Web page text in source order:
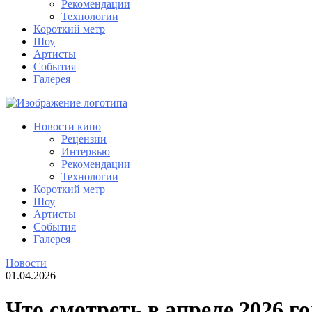
Рекомендации
Технологии
Короткий метр
Шоу
Артисты
События
Галерея
Новости кино
Рецензии
Интервью
Рекомендации
Технологии
Короткий метр
Шоу
Артисты
События
Галерея
Новости
01.04.2026